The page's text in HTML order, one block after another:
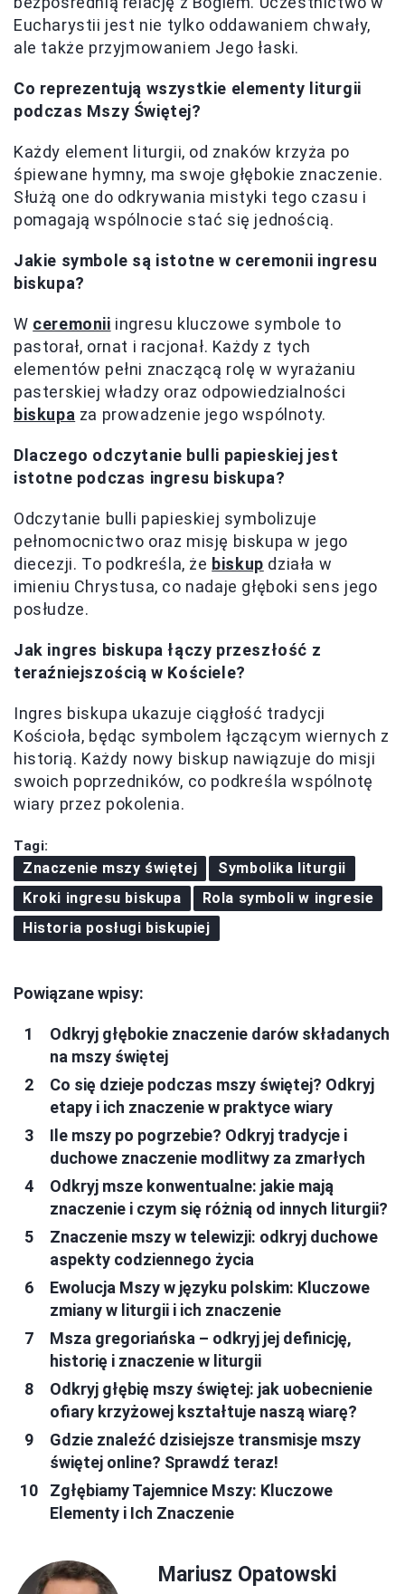
Eucharystii jest nie tylko oddawaniem chwały,
ale także przyjmowaniem Jego łaski.
Co reprezentują wszystkie elementy liturgii
podczas Mszy Świętej?
Każdy element liturgii, od znaków krzyża po
śpiewane hymny, ma swoje głębokie znaczenie.
Służą one do odkrywania mistyki tego czasu i
pomagają wspólnocie stać się jednością.
Jakie symbole są istotne w ceremonii ingresu
biskupa?
W ceremonii ingresu kluczowe symbole to
pastorał, ornat i racjonał. Każdy z tych
elementów pełni znaczącą rolę w wyrażaniu
pasterskiej władzy oraz odpowiedzialności
biskupa za prowadzenie jego wspólnoty.
Dlaczego odczytanie bulli papieskiej jest
istotne podczas ingresu biskupa?
Odczytanie bulli papieskiej symbolizuje
pełnomocnictwo oraz misję biskupa w jego
diecezji. To podkreśla, że biskup działa w
imieniu Chrystusa, co nadaje głęboki sens jego
posłudze.
Jak ingres biskupa łączy przeszłość z
teraźniejszością w Kościele?
Ingres biskupa ukazuje ciągłość tradycji
Kościoła, będąc symbolem łączącym wiernych z
historią. Każdy nowy biskup nawiązuje do misji
swoich poprzedników, co podkreśla wspólnotę
wiary przez pokolenia.
Tagi:
Znaczenie mszy świętej
Symbolika liturgii
Kroki ingresu biskupa
Rola symboli w ingresie
Historia posługi biskupiej
Powiązane wpisy:
Odkryj głębokie znaczenie darów składanych
na mszy świętej
Co się dzieje podczas mszy świętej? Odkryj
etapy i ich znaczenie w praktyce wiary
Ile mszy po pogrzebie? Odkryj tradycje i
duchowe znaczenie modlitwy za zmarłych
Odkryj msze konwentualne: jakie mają
znaczenie i czym się różnią od innych liturgii?
Znaczenie mszy w telewizji: odkryj duchowe
aspekty codziennego życia
Ewolucja Mszy w języku polskim: Kluczowe
zmiany w liturgii i ich znaczenie
Msza gregoriańska – odkryj jej definicję,
historię i znaczenie w liturgii
Odkryj głębię mszy świętej: jak uobecnienie
ofiary krzyżowej kształtuje naszą wiarę?
Gdzie znaleźć dzisiejsze transmisje mszy
świętej online? Sprawdź teraz!
Zgłębiamy Tajemnice Mszy: Kluczowe
Elementy i Ich Znaczenie
Mariusz Opatowski